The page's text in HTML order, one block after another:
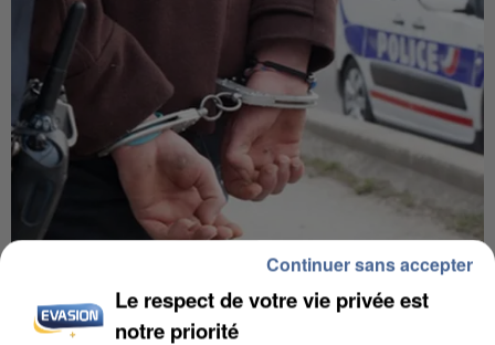
L’UN DES FONDATEURS SUPPOSÉS DE LA DZ
MAFIA INTERPELLÉ EN ALGÉRIE
Le respect de votre vie privée est
notre priorité
Continuer sans accepter